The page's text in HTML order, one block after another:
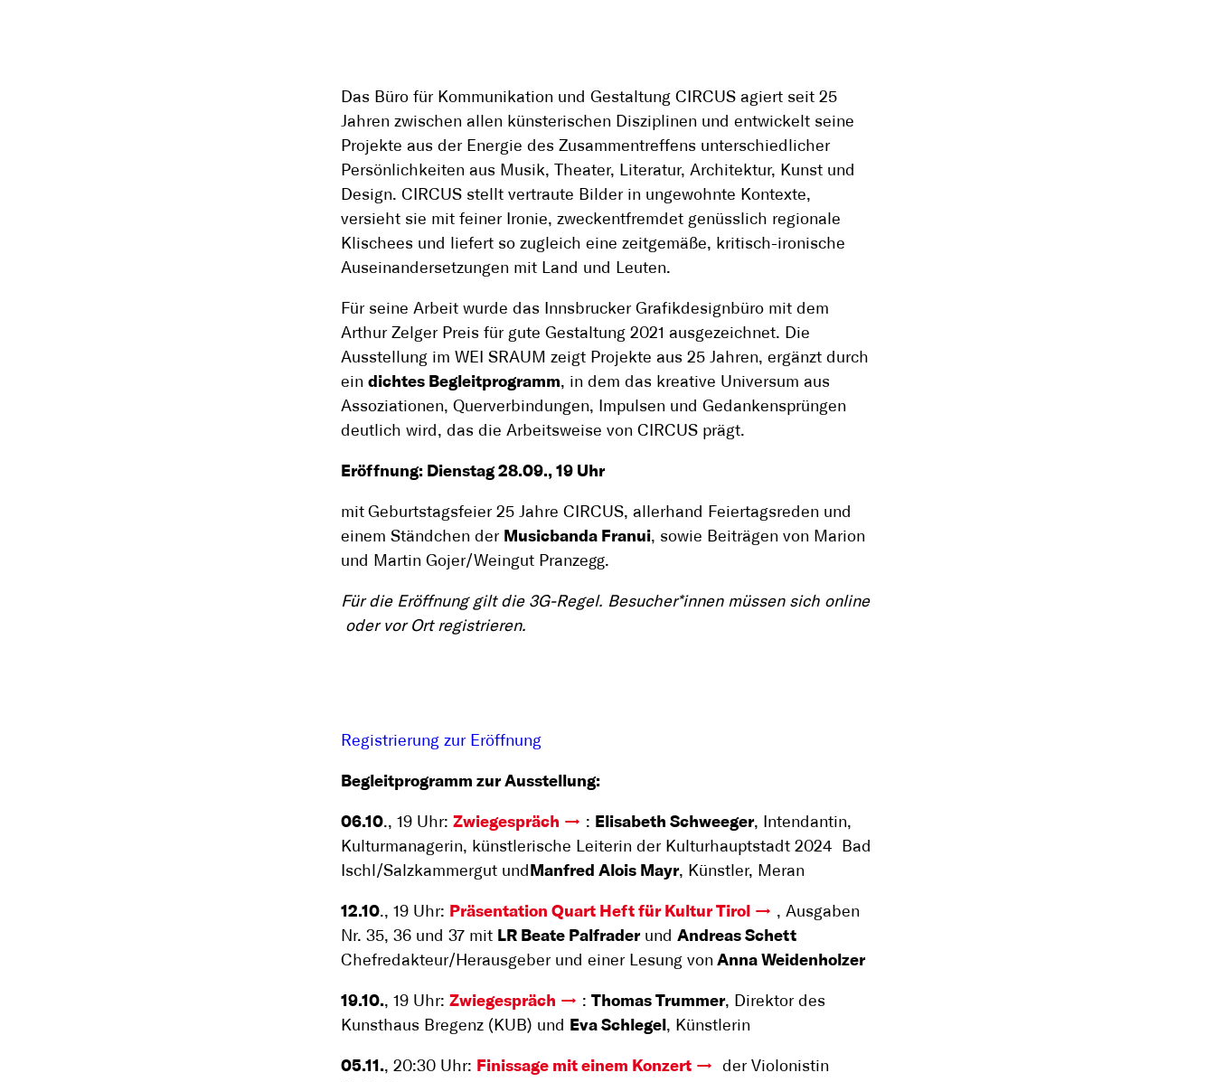
Das Büro für Kommunikation und Gestaltung CIRCUS agiert seit 25
Jahren zwischen allen künsterischen Disziplinen und entwickelt seine
Projekte aus der Energie des Zusammentreffens unterschiedlicher
Persönlichkeiten aus Musik, Theater, Literatur, Architektur, Kunst und
Design. CIRCUS stellt vertraute Bilder in ungewohnte Kontexte,
versieht sie mit feiner Ironie, zweckentfremdet genüsslich regionale
Klischees und liefert so zugleich eine zeitgemäße, kritisch-ironische
Auseinandersetzungen mit Land und Leuten.
Für seine Arbeit wurde das Innsbrucker Grafikdesignbüro mit dem
Arthur Zelger Preis für gute Gestaltung 2021 ausgezeichnet. Die
Ausstellung im WEI SRAUM zeigt Projekte aus 25 Jahren, ergänzt durch
ein dichtes Begleitprogramm, in dem das kreative Universum aus
Assoziationen, Querverbindungen, Impulsen und Gedankensprüngen
deutlich wird, das die Arbeitsweise von CIRCUS prägt.
Eröffnung: Dienstag 28.09., 19 Uhr
mit Geburtstagsfeier 25 Jahre CIRCUS, allerhand Feiertagsreden und
einem Ständchen der Musicbanda Franui, sowie Beiträgen von Marion
und Martin Gojer/Weingut Pranzegg.
Für die Eröffnung gilt die 3G-Regel. Besucher*innen müssen sich online
oder vor Ort registrieren.
Registrierung zur Eröffnung
Begleitprogramm zur Ausstellung:
06.10., 19 Uhr: Zwiegespräch : Elisabeth Schweeger, Intendantin,
Kulturmanagerin, künstlerische Leiterin der Kulturhauptstadt 2024 Bad
Ischl/Salzkammergut und Manfred Alois Mayr, Künstler, Meran
12.10., 19 Uhr: Präsentation Quart Heft für Kultur Tirol
, Ausgaben
Nr. 35, 36 und 37 mit LR Beate Palfraderund Andreas Schett
Chefredakteur/Herausgeber und einer Lesung von Anna Weidenholzer
19.10., 19 Uhr: Zwiegespräch : Thomas Trummer, Direktor des
Kunsthaus Bregenz (KUB) und
Eva Schlegel , Künstlerin
05.11., 20:30 Uhr: Finissage mit einem Konzert
der Violonistin